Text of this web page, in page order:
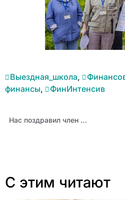
Выездная_школа,
финансы, ФинИнтенсив
Нас поздравил член Союза писателей России!
С этим читают